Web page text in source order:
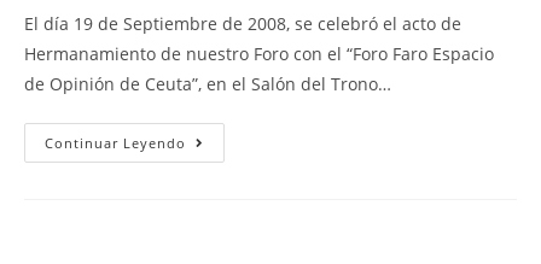
la
entrada:
El día 19 de Septiembre de 2008, se celebró el acto de
Hermanamiento de nuestro Foro con el “Foro Faro Espacio
de Opinión de Ceuta”, en el Salón del Trono…
Continuar Leyendo Hermanamiento
Con